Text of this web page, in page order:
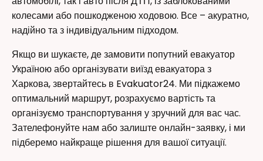
колесами або пошкодженою ходовою. Все – акуратно,
надійно та з індивідуальним підходом.
Якщо ви шукаєте, де замовити попутний евакуатор
Україною або організувати виїзд евакуатора з
Харкова, звертайтесь в Evakuator24. Ми підкажемо
оптимальний маршрут, розрахуємо вартість та
організуємо транспортування у зручний для вас час.
Зателефонуйте нам або залиште онлайн-заявку, і ми
підберемо найкраще рішення для вашої ситуації.